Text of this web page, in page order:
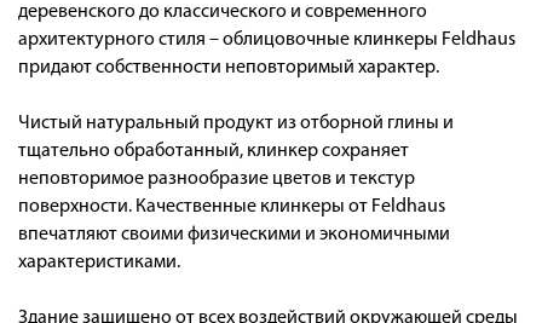
деревенского до классического и современного
архитектурного стиля – облицовочные клинкеры Feldhaus
придают собственности неповторимый характер.
Чистый натуральный продукт из отборной глины и
тщательно обработанный, клинкер сохраняет
неповторимое разнообразие цветов и текстур
поверхности. Качественные клинкеры от Feldhaus
впечатляют своими физическими и экономичными
характеристиками.
Здание защищено от всех воздействий окружающей среды